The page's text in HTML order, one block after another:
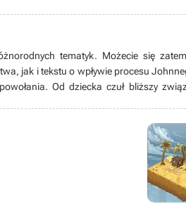
tematyk. Możecie się
jak i tekstu o wpływie procesu
Od dziecka czuł bliższy